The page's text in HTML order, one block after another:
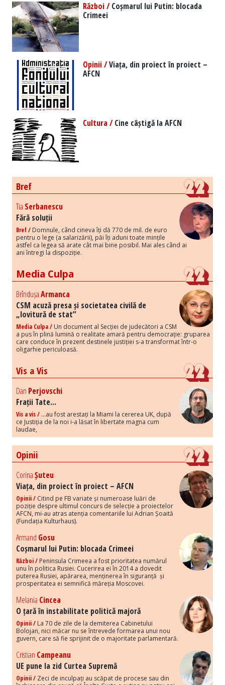
Război /Coșmarul lui Putin: blocada
Crimeei
Opinii /Viața, din proiect în proiect –
AFCN
Cultura /Cine câștigă la AFCN
Bref
Tia Serbanescu
Fără soluții
Bref / Domnule, când cineva îți dă 770 de mil. de euro
pentru o lege (a salarizării), păi îți aduni toate mințile
astfel ca legea să arate cât mai bine posibil. Mai ales când ai
ani întregi la dispoziție.
Media Culpa
BrîndușaArmanca
CSM acuză presa și societatea civilă de
„lovitură de stat”
Media Culpa / Un document al Secției de judecători a CSM
a pus în plină lumină o realitate amară pentru democrație: gruparea
care conduce în prezent destinele justiției s-a transformat într-o
oligarhie periculoasă.
Vis a Vis
Dan Perjovschi
Frații Tate...
Vis a vis / ...au fost arestați la Miami la cererea UK, după
ce Justiția de la noi i-a lăsat în libertate magna cum
laudae,
Opinii
CorinaȘuteu
Viața, din proiect în proiect – AFCN
Opinii / Citind pe FB variate și numeroase luări de
poziție despre ultimul concurs de selecție a proiectelor
AFCN, mi-au atras atenția comentariile lui Adrian Șoaită
(Fundația Kulturhaus).
Armand Gosu
Coșmarul lui Putin: blocada Crimeei
Război / Peninsula Crimeea a fost prioritatea numărul
unu în politica Rusiei. Cucerirea ei în 2014 a dovedit
puterea Rusiei, apărarea, menținerea în siguranță și
prosperitatea ei semnifică măreția Moscovei.
Melania Cincea
O țară în instabilitate politică majoră
Opinii / La 70 de zile de la demiterea Cabinetului
Bolojan, nici măcar nu se întrevede formarea unui nou
guvern, care să fie sprijinit de o majoritate parlamentară.
Cristian Campeanu
UE pune la zid Curtea Supremă
Opinii / Zeci de inculpați au scăpat de procese sau din